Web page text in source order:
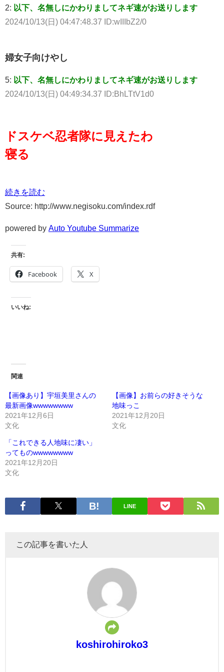
2: 以下、名無しにかわりましてネギ速がお送りします
2024/10/13(日) 04:47:48.37 ID:wIIIbZ2/0
婦女子向けやし
5: 以下、名無しにかわりましてネギ速がお送りします
2024/10/13(日) 04:49:34.37 ID:BhLTtV1d0
ドスケベ忍者隊に見えたわ
寝る
続きを読む
Source: http://www.negisoku.com/index.rdf
powered by Auto Youtube Summarize
共有:
Facebook X
いいね:
関連
【画像あり】宇垣美里さんの
最新画像wwwwwwww
2021年12月6日
文化
【画像】お前らの好きそうな
地味っこ
2021年12月20日
文化
「これできる人地味に凄い」
ってものwwwwwwww
2021年12月20日
文化
LINE
この記事を書いた人
koshirohiroko3